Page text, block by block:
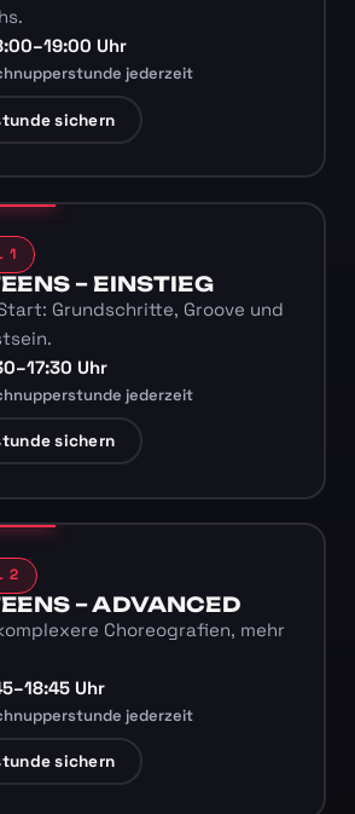
Uhr
jederzeit
sichern
1
– EINSTIEG
Grundschritte, Groove und
Uhr
jederzeit
sichern
2
– ADVANCED
Choreografien, mehr
Uhr
jederzeit
sichern